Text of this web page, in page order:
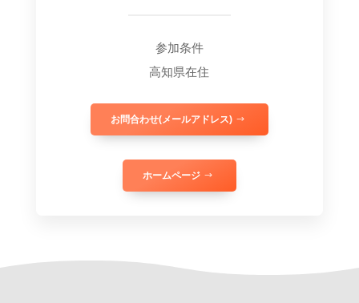
参加条件
高知県在住
お問合わせ(メールアドレス)
ホームページ